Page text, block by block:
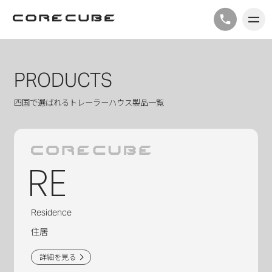
PRODUCTS
四国で選ばれるトレーラーハウス製品一覧
RE
Residence
住居
詳細を見る